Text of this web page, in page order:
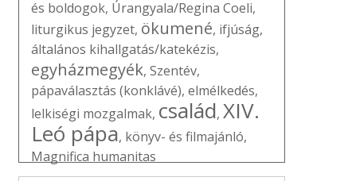
és boldogok, Úrangyala/Regina Coeli,
liturgikus jegyzet, ökumené, ifjúság,
általános kihallgatás/katekézis,
egyházmegyék, Szentév,
pápaválasztás (konklávé), elmélkedés,
lelkiségi mozgalmak, család, XIV.
Leó pápa, könyv- és filmajánló,
Magnifica humanitas